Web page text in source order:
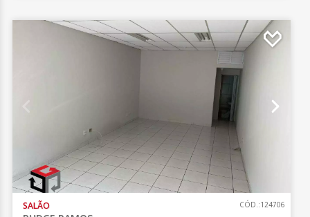
SALÃO CÓD.:124706